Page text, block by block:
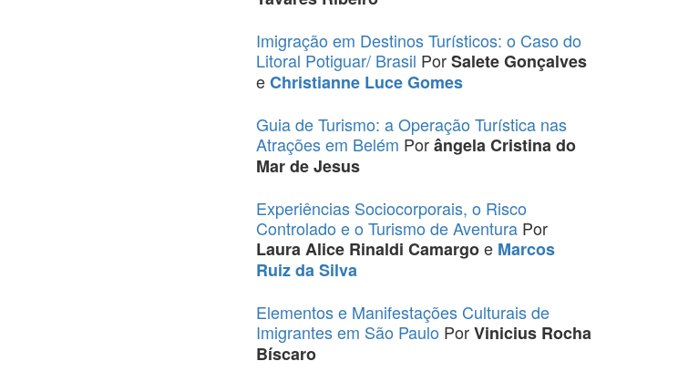
Imigração em Destinos Turísticos: o Caso do
Litoral Potiguar/ Brasil PorSalete Gonçalves
eChristianne Luce Gomes
Guia de Turismo: a Operação Turística nas
Atrações em Belém Porângela Cristina do
Mar de Jesus
Experiências Sociocorporais, o Risco
Controlado e o Turismo de Aventura Por
Laura Alice Rinaldi Camargoe Marcos
Ruiz da Silva
Elementos e Manifestações Culturais de
Imigrantes em São Paulo PorVinicius Rocha
Bíscaro